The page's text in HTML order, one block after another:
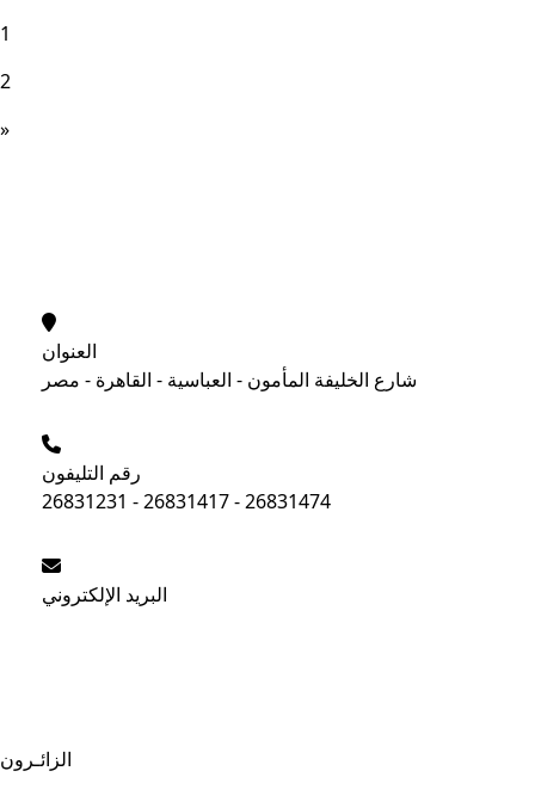
1
2
»
العنوان
شارع الخليفة المأمون - العباسية - القاهرة - مصر
رقم التليفون
26831231 - 26831417 - 26831474
البريد الإلكتروني
الزائـرون